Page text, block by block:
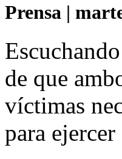
Prensa |
de que
víctimas
para ejercer